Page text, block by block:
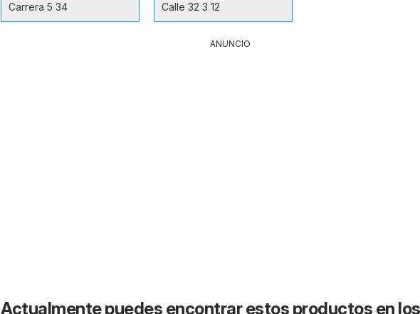
Carrera 5 34 Calle 32 3 12
ANUNCIO
Actualmente puedes encontrar estos productos en los